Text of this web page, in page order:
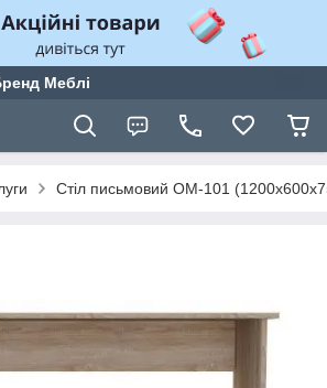
Меблі
Стіл письмовий ОМ-101